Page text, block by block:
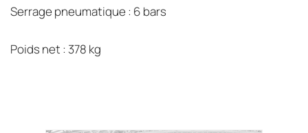
Serrage pneumatique : 6 bars
Poids net : 378 kg